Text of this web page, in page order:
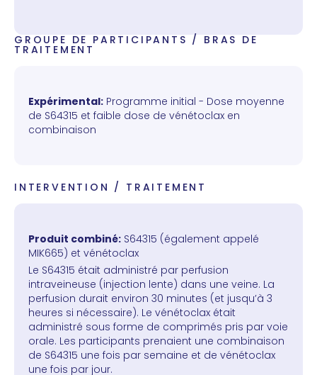
GROUPE DE PARTICIPANTS / BRAS DE
TRAITEMENT
Expérimental: Programme initial - Dose moyenne
de S64315 et faible dose de vénétoclax en
combinaison
INTERVENTION / TRAITEMENT
Produit combiné: S64315 (également appelé
MIK665) et vénétoclax
Le S64315 était administré par perfusion
intraveineuse (injection lente) dans une veine. La
perfusion durait environ 30 minutes (et jusqu’à 3
heures si nécessaire). Le vénétoclax était
administré sous forme de comprimés pris par voie
orale. Les participants prenaient une combinaison
de S64315 une fois par semaine et de vénétoclax
une fois par jour.